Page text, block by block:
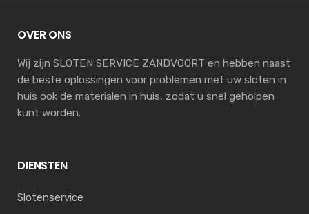
OVER ONS
Wij zijn SLOTEN SERVICE ZANDVOORT en hebben naast
de beste oplossingen voor problemen met uw sloten in
huis ook de materialen in huis, zodat u snel geholpen
kunt worden.
DIENSTEN
Slotenservice